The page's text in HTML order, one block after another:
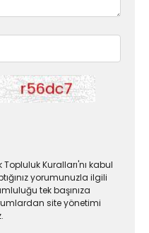
Kuralları'nı kabul
yorumunuzla ilgili
tek başınıza
site yönetimi